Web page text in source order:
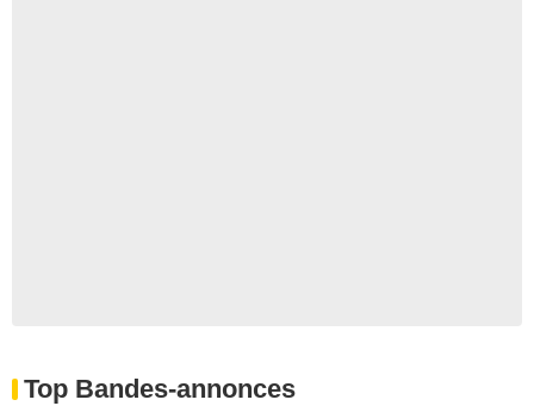
Top Bandes-annonces